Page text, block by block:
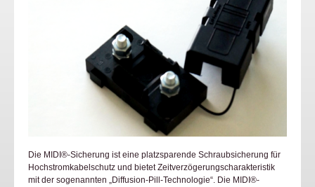
Die MIDI®-Sicherung ist eine platzsparende Schraubsicherung für
Hochstromkabelschutz und bietet Zeitverzögerungscharakteristik
mit der sogenannten „Diffusion-Pill-Technologie“. Die MIDI®-